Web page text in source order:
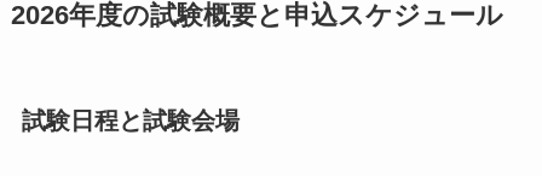
2026年度の試験概要と申込スケジュール
試験日程と試験会場